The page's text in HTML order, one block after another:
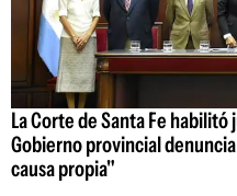
La Corte de Santa Fe
Gobierno provincial
causa propia"